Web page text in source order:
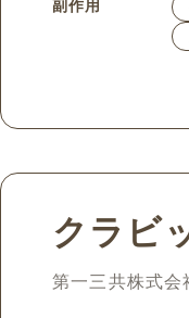
副作用
クラビ
第一三共株式会